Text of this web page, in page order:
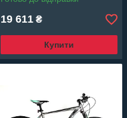
19 611 ₴
Купити